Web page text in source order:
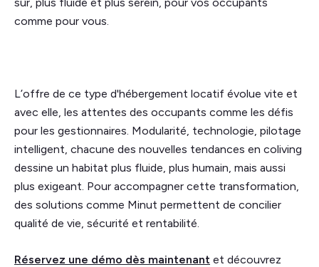
comme pour vous.
L’offre de ce type d'hébergement locatif évolue vite et
avec elle, les attentes des occupants comme les défis
pour les gestionnaires. Modularité, technologie, pilotage
intelligent, chacune des nouvelles tendances en coliving
dessine un habitat plus fluide, plus humain, mais aussi
plus exigeant. Pour accompagner cette transformation,
des solutions comme Minut permettent de concilier
qualité de vie, sécurité et rentabilité.
Réservez une démo dès maintenant et découvrez